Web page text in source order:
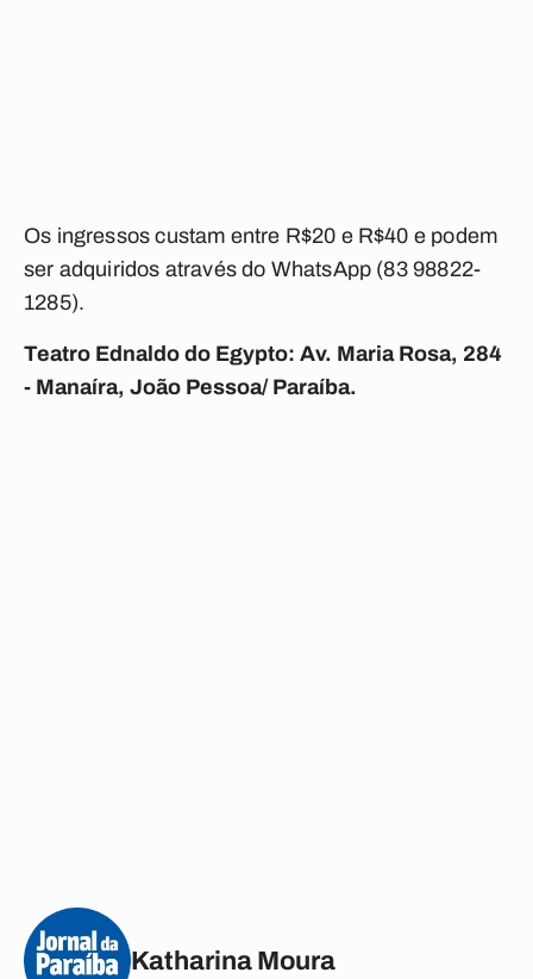
Os ingressos custam entre R$20 e R$40 e podem
ser adquiridos através do WhatsApp (83 98822-
1285).
Teatro Ednaldo do Egypto: Av. Maria Rosa, 284
- Manaíra, João Pessoa/ Paraíba.
Katharina Moura